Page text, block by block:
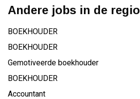
Andere jobs in de regio
BOEKHOUDER
BOEKHOUDER
Gemotiveerde boekhouder
BOEKHOUDER
Accountant